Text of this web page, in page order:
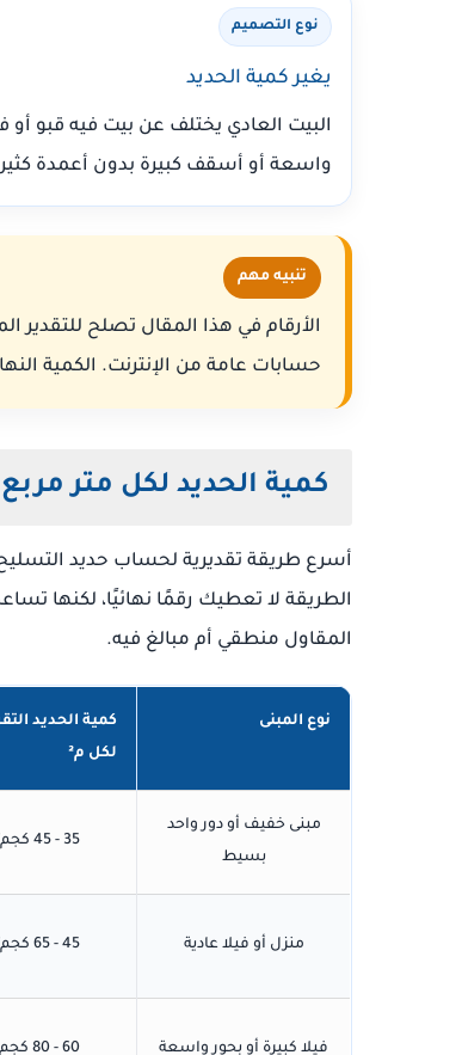
نوع التصميم
يغير كمية الحديد
البيت العادي يختلف عن بيت فيه قبو أو
واسعة أو أسقف كبيرة بدون أعمدة
تنبيه مهم
الأرقام في هذا المقال تصلح للتقدير
حسابات عامة من الإنترنت. الكمية
كمية الحديد لكل متر
أسرع طريقة تقديرية لحساب حديد
المقاول منطقي أم مبالغ فيه.
نوع المبنى
كمية الحديد
لكل م²
مبنى خفيف أو دور واحد
بسيط
35 - 45 كجم/م²
منزل أو فيلا عادية 45 - 65 كجم/م²
فيلا كبيرة أو بحور واسعة 60 - 80 كجم/م²